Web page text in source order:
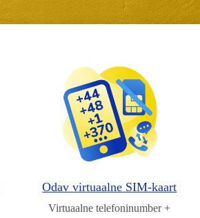
Odav virtuaalne SIM-kaart
Virtuaalne telefoninumber +